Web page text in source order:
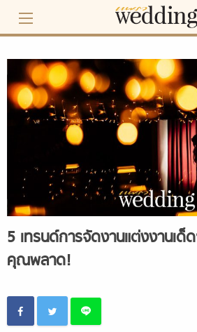
content
5 เทรนด์การจัดงานแต่งงานเด็ด
คุณพลาด!